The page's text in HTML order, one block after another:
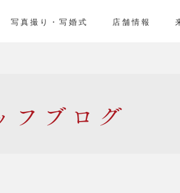
写真撮り・写婚式 店舗情報
スタッフブログ